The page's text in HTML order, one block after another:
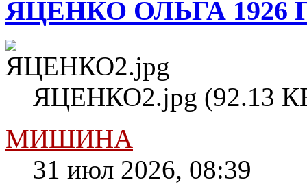
ЯЦЕНКО ОЛЬГА 1926
ЯЦЕНКО2.jpg (92.13
МИШИНА
31 июл 2026, 08:39